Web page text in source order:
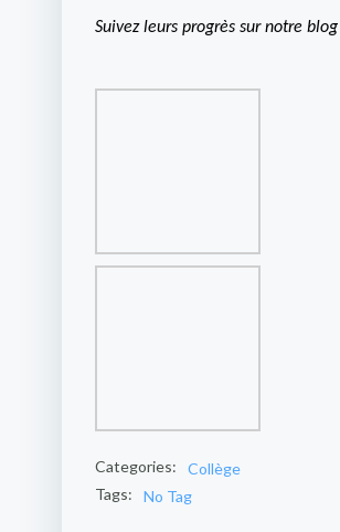
Suivez leurs progrès sur notre
Categories:
Collège
Tags:
No Tag